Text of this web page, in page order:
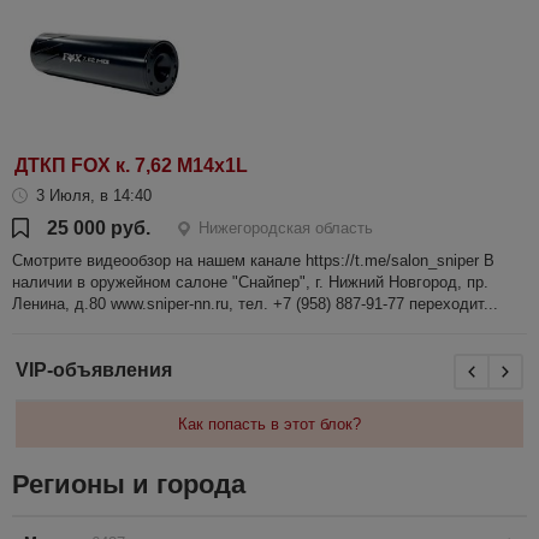
ДТКП FOX к. 7,62 М14х1L
3 Июля, в 14:40
25 000 руб.
Нижегородская область
Смотрите видеообзор на нашем канале https://t.me/salon_sniper В
наличии в оружейном салоне "Снайпер", г. Нижний Новгород, пр.
Ленина, д.80 www.sniper-nn.ru, тел. +7 (958) 887-91-77 переходит...
VIP-объявления
Как попасть в этот блок?
Регионы и города